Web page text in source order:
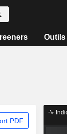
Outils
PDF